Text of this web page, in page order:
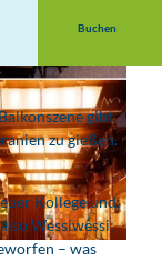
Buchen
gibt
zu gießen.
Kollege und,
Wessiwessi;
– was